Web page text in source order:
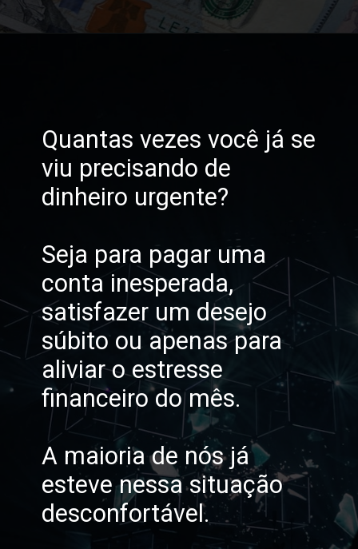
Quantas vezes você já se
viu precisando de
dinheiro urgente?
Seja para pagar uma
conta inesperada,
satisfazer um desejo
súbito ou apenas para
aliviar o estresse
financeiro do mês.
A maioria de nós já
esteve nessa situação
desconfortável.